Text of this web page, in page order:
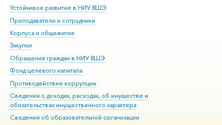
Устойчивое развитие в НИУ ВШЭ
Преподаватели и сотрудники
Корпуса и общежития
Закупки
Обращения граждан в НИУ ВШЭ
Фонд целевого капитала
Противодействие коррупции
Сведения о доходах, расходах, об имуществе и
обязательствах имущественного характера
Сведения об образовательной организации